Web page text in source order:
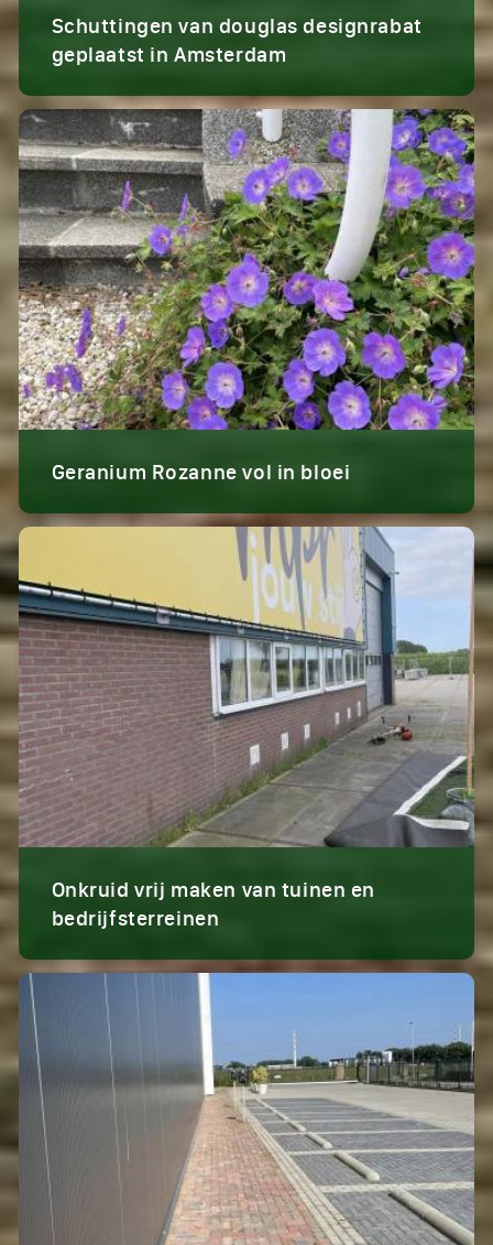
Schuttingen van douglas designrabat
geplaatst in Amsterdam
Geranium Rozanne vol in bloei
Onkruid vrij maken van tuinen en
bedrijfsterreinen